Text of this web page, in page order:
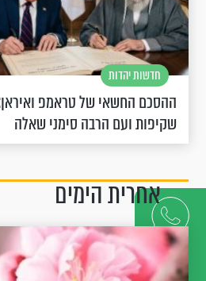
דברו
איתנו
חדשות יהדות
ההסכם החשאי של טראמפ
שקיפות ועם הרבה סימני שאלה
אחרית הימים